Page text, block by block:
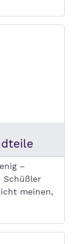
–
Schüßler
meinen,